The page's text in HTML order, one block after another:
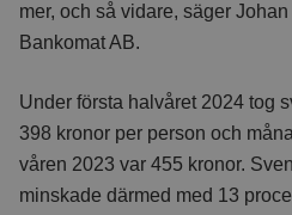
mer, och så vidare, säger
Bankomat AB.
Under första halvåret 2024 tog
398 kronor per person och
våren 2023 var 455 kronor.
minskade därmed med 13